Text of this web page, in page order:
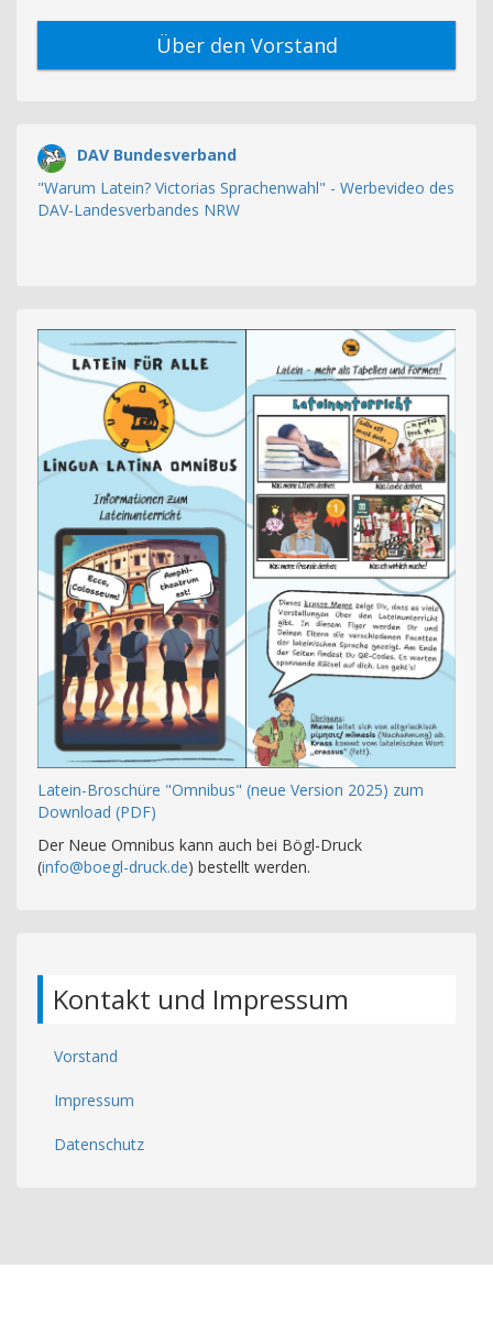
Über den Vorstand
DAV Bundesverband
"Warum Latein? Victorias Sprachenwahl" - Werbevideo des
DAV-Landesverbandes NRW
Latein-Broschüre "Omnibus" (neue Version 2025) zum
Download (PDF)
Der Neue Omnibus kann auch bei Bögl-Druck
(info@boegl-druck.de) bestellt werden.
Kontakt und Impressum
Vorstand
Impressum
Datenschutz